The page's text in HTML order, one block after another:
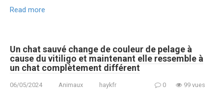
Read more
Un chat sauvé change de couleur de pelage à
cause du vitiligo et maintenant elle ressemble à
un chat complètement différent
06/05/2024 Animaux haykfr 0 99 vues